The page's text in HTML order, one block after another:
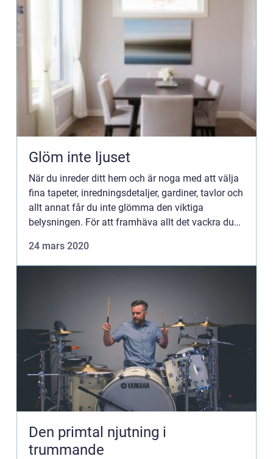
Glöm inte ljuset
När du inreder ditt hem och är noga med att välja
fina tapeter, inredningsdetaljer, gardiner, tavlor och
allt annat får du inte glömma den viktiga
belysningen. För att framhäva allt det vackra du
24 mars 2020
Den primtal njutning i
trummande